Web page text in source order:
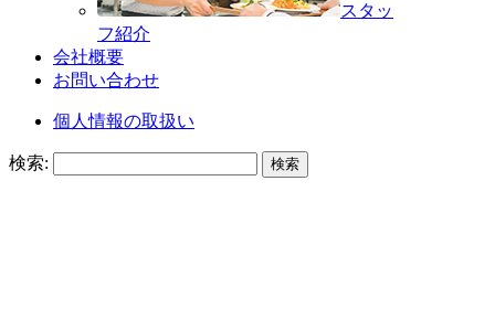
スタッ
フ紹介
会社概要
お問い合わせ
個人情報の取扱い
検索: